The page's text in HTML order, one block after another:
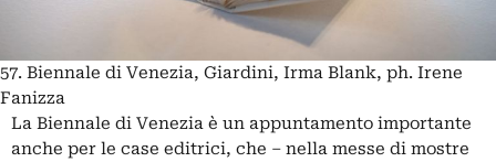
57. Biennale di Venezia, Giardini, Irma Blank, ph. Irene
Fanizza
La Biennale di Venezia è un appuntamento importante
anche per le case editrici, che – nella messe di mostre